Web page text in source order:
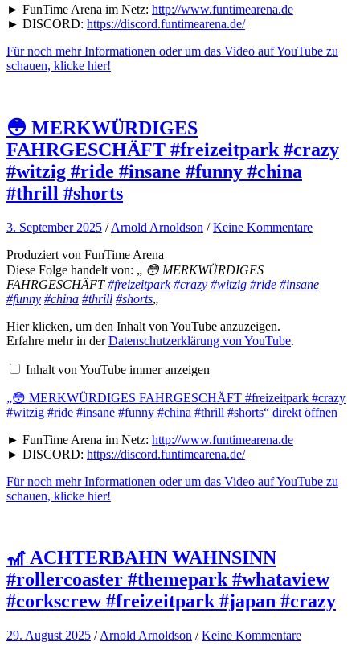
YouTube
anzeigen
► FunTime Arena im Netz: http://www.funtimearena.de
► DISCORD: https://discord.funtimearena.de/
Für noch mehr Informationen oder um das Video auf YouTube zu
schauen, klicke hier!
😳 MERKWÜRDIGES
FAHRGESCHÄFT #freizeitpark #crazy
#witzig #ride #insane #funny #china
#thrill #shorts
3. September 2025 /Arnold Arnoldson /Keine Kommentare
Produziert von FunTime Arena
Diese Folge handelt von: „ 😳 MERKWÜRDIGES
FAHRGESCHÄFT#freizeitpark #crazy #witzig #ride #insane
#funny #china #thrill #shorts„
„😳
MERKWÜRDIGES
FAHRGESCHÄFT
#crazy
#ride
#insane
#funny
#china
#thrill
#shorts“
YouTube
anzeigen
Hier klicken, um den Inhalt von YouTube anzuzeigen.
Erfahre mehr in derDatenschutzerklärung von YouTube.
Inhalt von YouTube immer anzeigen
„😳 MERKWÜRDIGES FAHRGESCHÄFT #freizeitpark #crazy
#witzig #ride #insane #funny #china #thrill #shorts“ direkt öffnen
► FunTime Arena im Netz: http://www.funtimearena.de
► DISCORD: https://discord.funtimearena.de/
Für noch mehr Informationen oder um das Video auf YouTube zu
schauen, klicke hier!
🎢 ACHTERBAHN WAHNSINN
#rollercoaster #themepark #whataview
#corkscrew #freizeitpark #japan #crazy
29. August 2025 /Arnold Arnoldson /Keine Kommentare